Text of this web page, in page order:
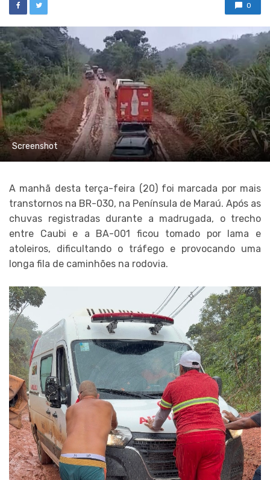
0
Screenshot
A manhã desta terça-feira (20) foi marcada por mais
transtornos na BR-030, na Península de Maraú. Após as
chuvas registradas durante a madrugada, o trecho
entre Caubi e a BA-001 ficou tomado por lama e
atoleiros, dificultando o tráfego e provocando uma
longa fila de caminhões na rodovia.